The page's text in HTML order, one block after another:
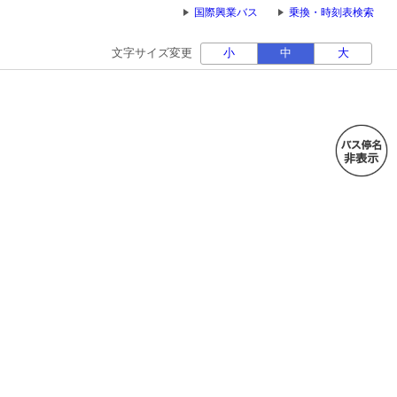
国際興業バス 乗換・時刻表検索
文字サイズ変更 小 中 大